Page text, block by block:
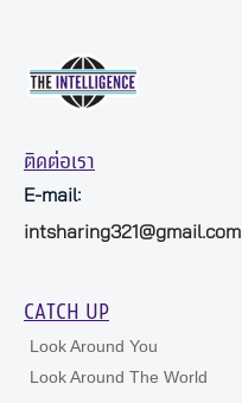
ติดต่อเรา
E-mail:
intsharing321@gmail.com
CATCH UP
Look Around You
Look Around The World